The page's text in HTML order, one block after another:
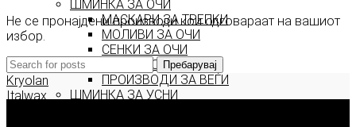
ШМИНКА ЗА ОЧИ
МАСКАРИ ЗА ТРЕПКИ
МОЛИВИ ЗА ОЧИ
СЕНКИ ЗА ОЧИ
ТУШ ЗА ОЧИ
ПРОИЗВОДИ ЗА ВЕЃИ
ШМИНКА ЗА УСНИ
Не се пронајдени производи кои одговараат на вашиот
избор.
Пребарувај
Kryolan
Italwax